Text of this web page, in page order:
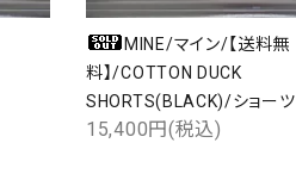
MINE/マイン/【送料無
料】/COTTON DUCK
SHORTS(BLACK)/ショーツ
15,400円(税込)